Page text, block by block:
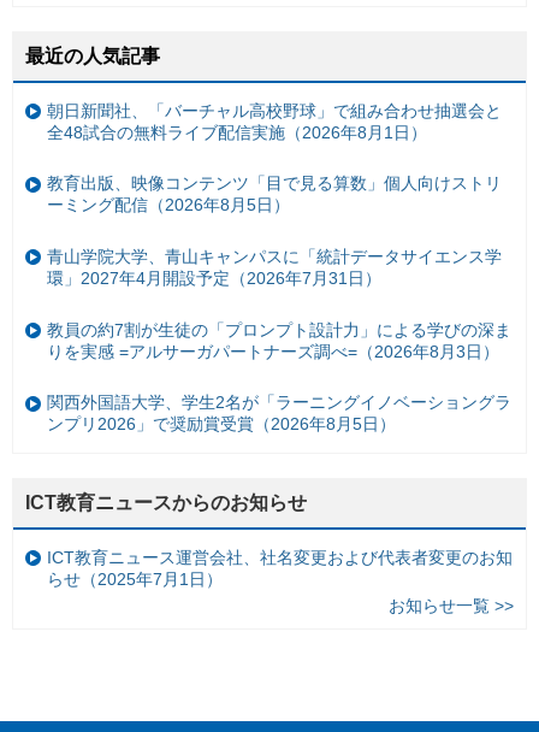
最近の人気記事
朝日新聞社、「バーチャル高校野球」で組み合わせ抽選会と
全48試合の無料ライブ配信実施（2026年8月1日）
教育出版、映像コンテンツ「目で見る算数」個人向けストリ
ーミング配信（2026年8月5日）
青山学院大学、青山キャンパスに「統計データサイエンス学
環」2027年4月開設予定（2026年7月31日）
教員の約7割が生徒の「プロンプト設計力」による学びの深ま
りを実感 =アルサーガパートナーズ調べ=（2026年8月3日）
関西外国語大学、学生2名が「ラーニングイノベーショングラ
ンプリ2026」で奨励賞受賞（2026年8月5日）
ICT教育ニュースからのお知らせ
ICT教育ニュース運営会社、社名変更および代表者変更のお知
らせ（2025年7月1日）
お知らせ一覧 >>